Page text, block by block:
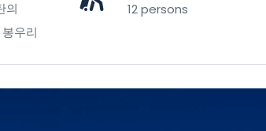
의
우리
12 persons